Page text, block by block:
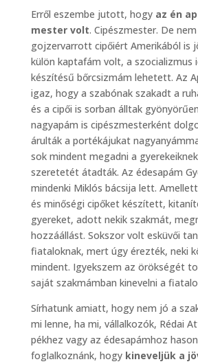
Erről eszembe jutott, hogy az én
mester volt. Cipészmester. De
gojzervarrott cipőiért Amerikából is
külön kaptafám volt, a szocializmus
készítésű bőrcsizmám lehetett. Az
igaz, hogy a szabónak szakadt a
és a cipői is sorban álltak
nagyapám is cipészmesterként
árulták a portékájukat
sok mindent megadni a
szeretetét átadták. Az édesapám
mindenki Miklós bácsija lett.
és minőségi cipőket készített,
gyereket, adott nekik szakmát,
hozzáállást. Sokszor volt esküvői
fiataloknak, mert úgy érezték, neki
mindent. Igyekszem az örökségét
saját szakmámban kinevelni a
Sírhatunk amiatt, hogy nem jó a
mi lenne, ha mi, vállalkozók, Rédai
pékhez vagy az édesapámhoz
foglalkoznánk, hogy kineveljük a